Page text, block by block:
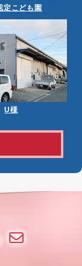
定こども園
U様